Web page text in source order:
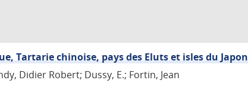
Tartarie chinoise, pays des Eluts et isles du Japon
Didier Robert; Dussy, E.; Fortin, Jean